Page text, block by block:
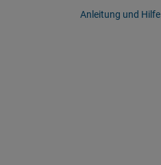
Anleitung und Hilfe